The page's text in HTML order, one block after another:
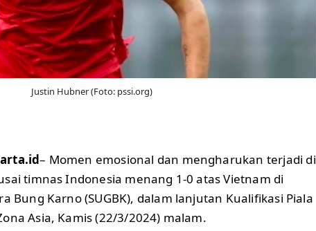
Justin Hubner (Foto: pssi.org)
– Momen emosional dan mengharukan terjadi di
timnas Indonesia menang 1-0 atas Vietnam di
Bung Karno (SUGBK), dalam lanjutan Kualifikasi Piala
Asia, Kamis (22/3/2024) malam.